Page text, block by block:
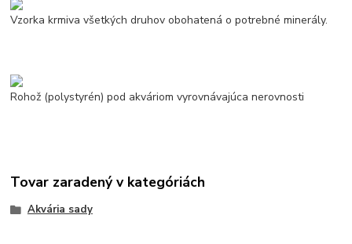
Vzorka krmiva všetkých druhov obohatená o potrebné minerály.
Rohož (polystyrén) pod akváriom vyrovnávajúca nerovnosti
Tovar zaradený v kategóriách
Akvária sady